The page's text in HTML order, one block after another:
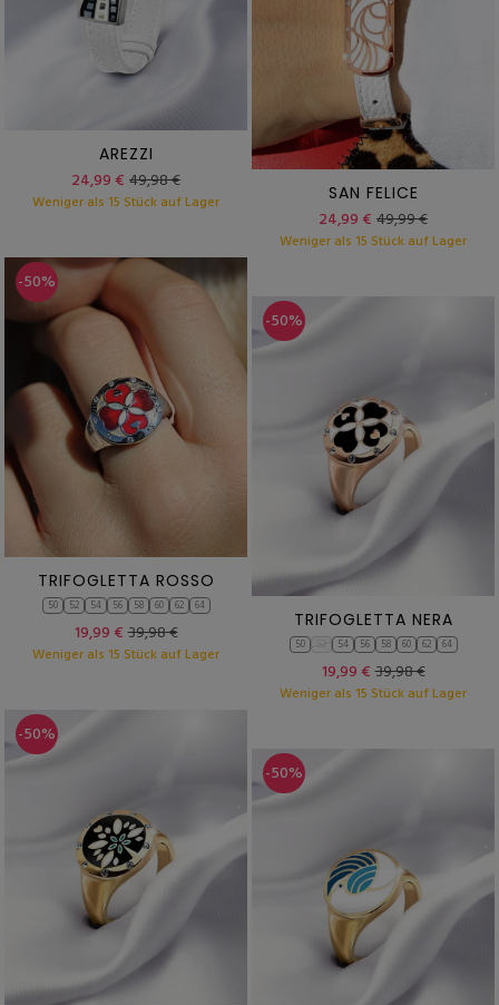
AREZZI
24,99 € 49,98 €
Weniger als 15 Stück auf Lager SAN FELICE
24,99 € 49,99 €
Weniger als 15 Stück auf Lager
-50%
TRIFOGLETTA ROSSO
50 52 54 56 58 60 62 64
19,99 €39,98 €
Weniger als 15 Stück auf Lager
-50%
TRIFOGLETTA NERA
50 54 56 58 60 62 64
19,99 €39,98 €
Weniger als 15 Stück auf Lager
-50%
-50%